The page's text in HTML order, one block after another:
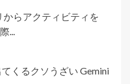
らアクティビティを
...
くるクソうざい Gemini